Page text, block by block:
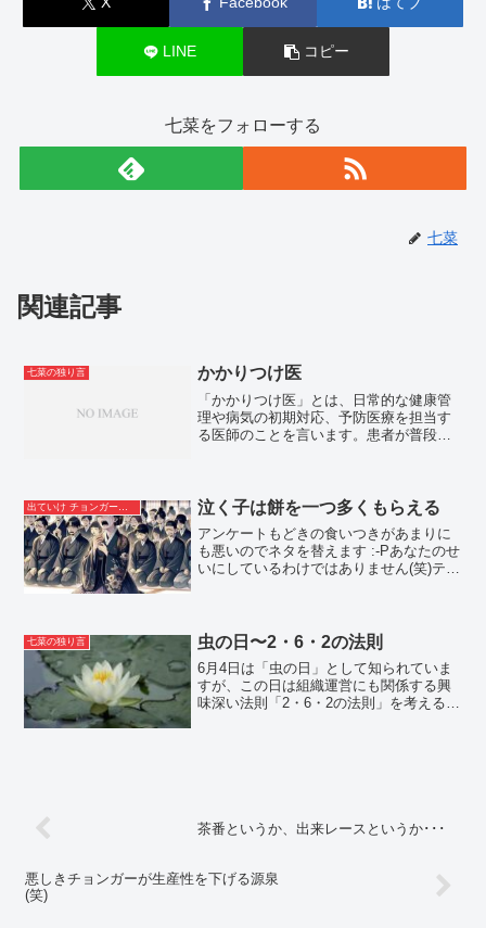
LINE コピー
七菜をフォローする
七菜
関連記事
七菜の独り言 かかりつけ医
「かかりつけ医」とは、日常的な健康管
理や病気の初期対応、予防医療を担当す
る医師のことを言います。患者が普段か
ことが多く、総合診療医や...
出ていけ チョンガー＆支那人 泣く子は餅を一つ多くもらえる
アンケートもどきの食いつきがあまりに
も悪いのでネタを替えます :-Pあなたのせ
いにしているわけではありません(笑)テス
スキ...
七菜の独り言 虫の日〜2・6・2の法則
6月4日は「虫の日」として知られていま
すが、この日は組織運営にも関係する興
味深い法則「2・6・2の法則」を考える良
茶番というか、出来レースというか･･･
悪しきチョンガーが生産性を下げる源泉
(笑)